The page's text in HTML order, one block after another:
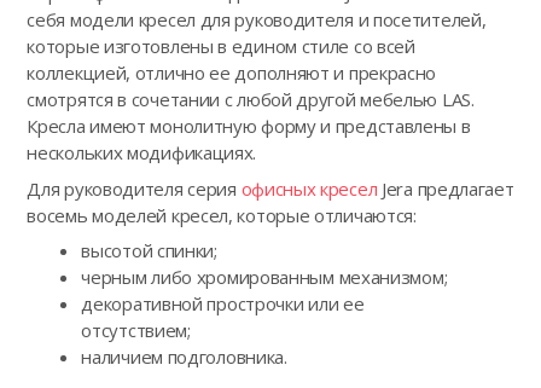
себя модели кресел для руководителя и посетителей,
которые изготовлены в едином стиле со всей
коллекцией, отлично ее дополняют и прекрасно
смотрятся в сочетании с любой другой мебелью LAS.
Кресла имеют монолитную форму и представлены в
нескольких модификациях.
Для руководителя серия офисных кресел Jera предлагает
восемь моделей кресел, которые отличаются:
высотой спинки;
черным либо хромированным механизмом;
декоративной прострочки или ее
отсутствием;
наличием подголовника.